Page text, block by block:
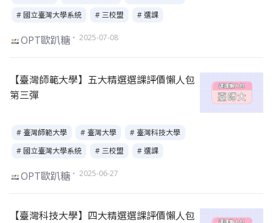
# 國立臺灣大學系統
# 三校盟 # 選課
OPT歐趴糖 ・ 2025-07-08
【臺灣師範大學】五大精選選課評價懶人包
第三彈
# 臺灣師範大學 # 臺灣大學
# 臺灣科技大學
# 國立臺灣大學系統
# 三校盟 # 選課
OPT歐趴糖 ・ 2025-06-27
【臺灣科技大學】四大精選選課評價懶人包